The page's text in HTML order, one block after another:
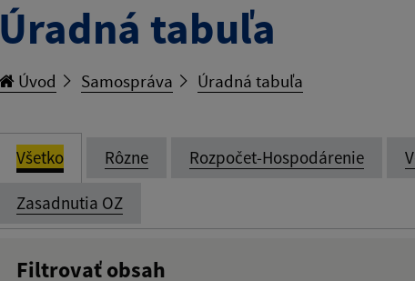
Úradná tabuľa
Úvod Samospráva Úradná tabuľa
Všetko Rôzne Rozpočet-Hospodárenie
Zasadnutia OZ
Filtrovať obsah